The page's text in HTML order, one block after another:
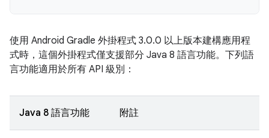
使用 Android Gradle 外掛程式 3.0.0 以上版本建構應用程
式時，這個外掛程式僅支援部分 Java 8 語言功能。下列語
言功能適用於所有 API 級別：
Java 8 語言功能 附註